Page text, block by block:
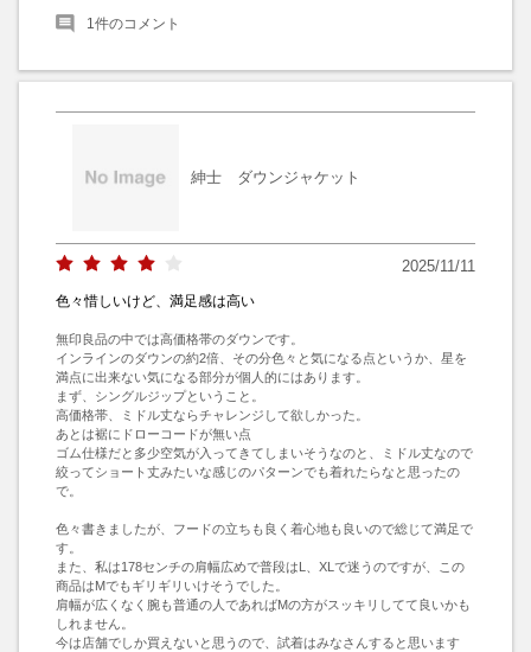
1 件のコメント
紳士 ダウンジャケット
2025/11/11
色々惜しいけど、満足感は高い
無印良品の中では高価格帯のダウンです。
インラインのダウンの約2倍、その分色々と気になる点というか、星を
満点に出来ない気になる部分が個人的にはあります。
まず、シングルジップということ。
高価格帯、ミドル丈ならチャレンジして欲しかった。
あとは裾にドローコードが無い点
ゴム仕様だと多少空気が入ってきてしまいそうなのと、ミドル丈なので
絞ってショート丈みたいな感じのパターンでも着れたらなと思ったの
で。
色々書きましたが、フードの立ちも良く着心地も良いので総じて満足で
す。
また、私は178センチの肩幅広めで普段はL、XLで迷うのですが、この
商品はMでもギリギリいけそうでした。
肩幅が広くなく腕も普通の人であればMの方がスッキリしてて良いかも
しれません。
今は店舗でしか買えないと思うので、試着はみなさんすると思います